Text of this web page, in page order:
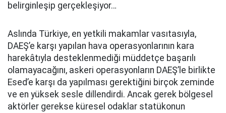
belirginleşip gerçekleşiyor…
Aslında Türkiye, en yetkili makamlar vasıtasıyla,
DAEŞ’e karşı yapılan hava operasyonlarının kara
harekâtıyla desteklenmediği müddetçe başarılı
olamayacağını, askeri operasyonların DAEŞ’le birlikte
Esed’e karşı da yapılması gerektiğini birçok zeminde
ve en yüksek sesle dillendirdi. Ancak gerek bölgesel
aktörler gerekse küresel odaklar statükonun